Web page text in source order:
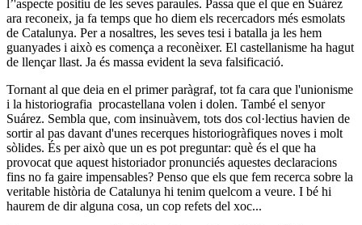
l’'aspecte positiu de les seves paraules. Passa que el que en Suárez
ara reconeix, ja fa temps que ho diem els recercadors més esmolats
de Catalunya. Per a nosaltres, les seves tesi i batalla ja les hem
guanyades i això es comença a reconèixer. El castellanisme ha hagut
de llençar llast. Ja és massa evident la seva falsificació.
Tornant al que deia en el primer paràgraf, tot fa cara que l'unionisme
i la historiografia procastellana volen i dolen. També el senyor
Suárez. Sembla que, com insinuàvem, tots dos col·lectius havien de
sortir al pas davant d'unes recerques historiogràfiques noves i molt
sòlides. És per això que un es pot preguntar: què és el que ha
provocat que aquest historiador pronunciés aquestes declaracions
fins no fa gaire impensables? Penso que els que fem recerca sobre la
veritable història de Catalunya hi tenim quelcom a veure. I bé hi
haurem de dir alguna cosa, un cop refets del xoc...